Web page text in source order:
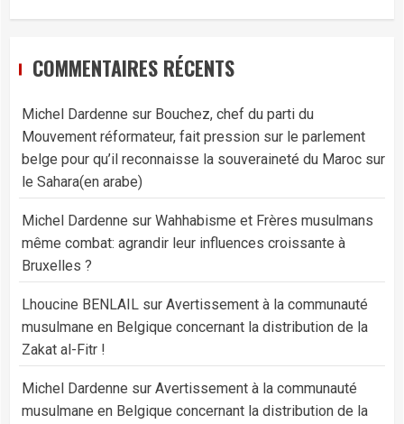
COMMENTAIRES RÉCENTS
Michel Dardenne sur Bouchez, chef du parti du
Mouvement réformateur, fait pression sur le parlement
belge pour qu’il reconnaisse la souveraineté du Maroc sur
le Sahara(en arabe)
Michel Dardenne sur Wahhabisme et Frères musulmans
même combat: agrandir leur influences croissante à
Bruxelles ?
Lhoucine BENLAIL sur Avertissement à la communauté
musulmane en Belgique concernant la distribution de la
Zakat al-Fitr !
Michel Dardenne sur Avertissement à la communauté
musulmane en Belgique concernant la distribution de la